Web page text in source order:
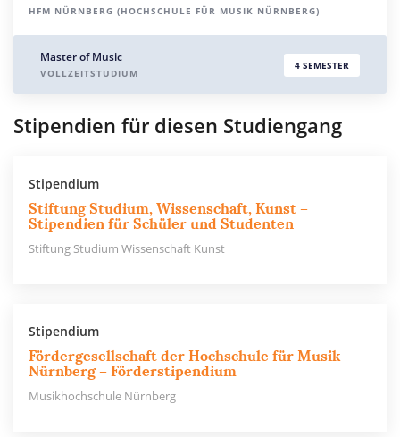
HFM NÜRNBERG (HOCHSCHULE FÜR MUSIK NÜRNBERG)
Master of Music
VOLLZEITSTUDIUM
4 SEMESTER
Stipendien für diesen Studiengang
Stipendium
Stiftung Studium, Wissenschaft, Kunst –
Stipendien für Schüler und Studenten
Stiftung Studium Wissenschaft Kunst
Stipendium
Fördergesellschaft der Hochschule für Musik
Nürnberg – Förderstipendium
Musikhochschule Nürnberg